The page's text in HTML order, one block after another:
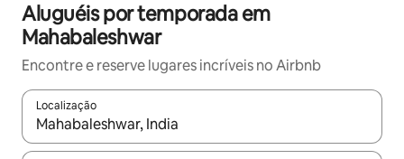
Aluguéis por temporada em
Mahabaleshwar
Encontre e reserve lugares incríveis no Airbnb
Localização
Quando os resultados estiverem disponíveis, explore-os